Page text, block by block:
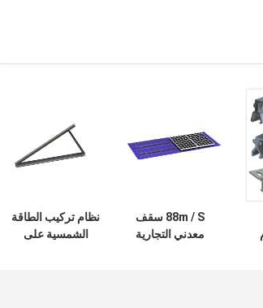
88m / S سقف
معدني التجارية
نظام تركيب الطاقة
الشمسية على